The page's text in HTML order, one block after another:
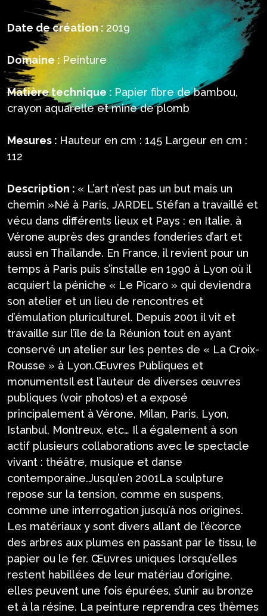
Date de création : 2019
Domaine : Peinture
Matière technique : Papier fibre de bambou,
crayon aquarelle et mine de plomb
Mesures : Hauteur en cm : 145 Largeur en cm :
112
Description : « L’art n’est pas un but mais un
chemin »Né à Paris, JARDEL Stéfan a travaillé et
vécu dans différents lieux et Pays : en Italie, à
Vérone auprès des grandes fonderies d’art et
aussi en Thaïlande. En France, il revient pour un
temps à Paris puis s’installe en 1990 à Lyon où il
acquiert la péniche « Le Picaro » qui deviendra
son atelier et un lieu de rencontres et
d’émulation pluriculturel. Depuis 2001 il vit et
travaille sur l’île de la Réunion tout en ayant
conservé un atelier sur les pentes de « La Croix-
Rousse » à Lyon.Œuvres Publiques et
monumentsIl est l’auteur de diverses œuvres
publiques (voir photos) et a exposé
principalement à Vérone, Milan, Paris, Lyon,
Istanbul, Montreux, etc… Il a également à son
actif plusieurs collaborations avec le spectacle
vivant : théâtre, musique et danse
contemporaine.Jusqu’en 2001La sculpture
repose sur la tension, comme en suspens,
comme une interrogation jusqu’à nos origines.
Les matériaux y sont divers allant de l’écorce
des arbres aux plumes en passant par le tissu, le
papier ou le fer. Œuvres uniques lorsqu’elles
restent habillées de leur matériau d’origine,
elles peuvent une fois épurées, s’unir au bronze
et à la résine. La peinture reprendra ces thèmes